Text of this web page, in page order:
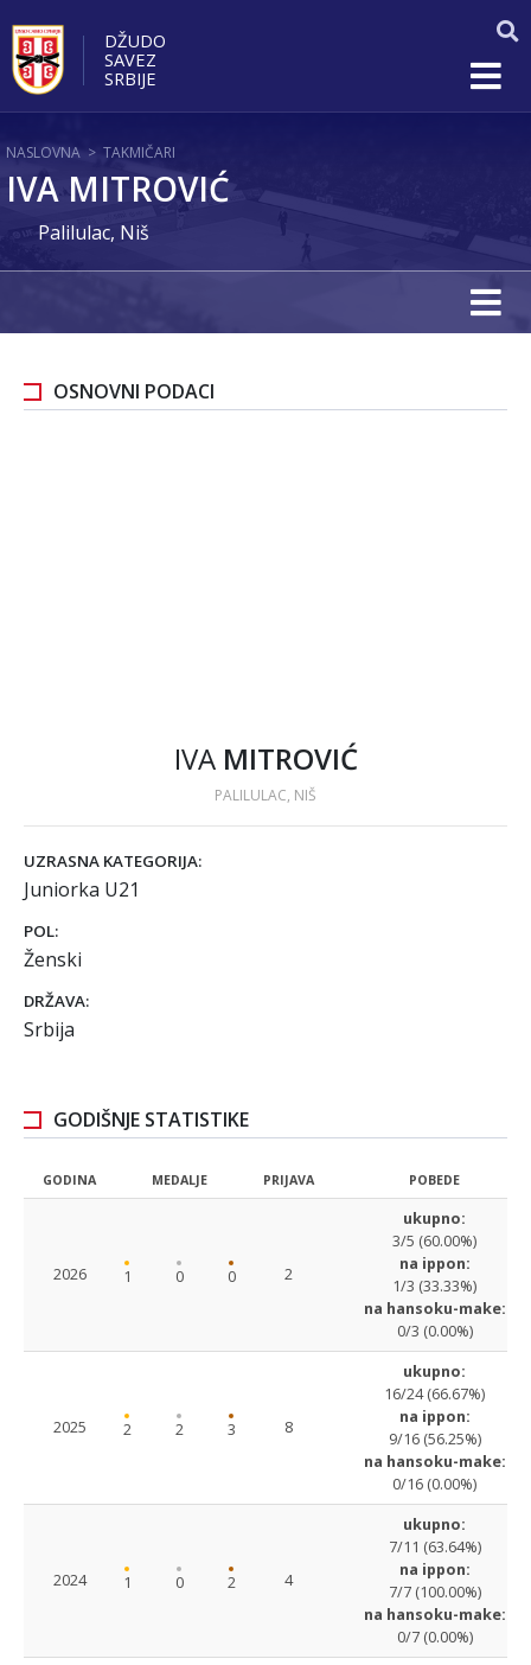
DŽUDO
SAVEZ
SRBIJE
NASLOVNA > TAKMIČARI
IVA MITROVIĆ
Palilulac, Niš
OSNOVNI PODACI
IVA MITROVIĆ
PALILULAC, NIŠ
UZRASNA KATEGORIJA:
Juniorka U21
POL:
Ženski
DRŽAVA:
Srbija
GODIŠNJE STATISTIKE
GODINA MEDALJE PRIJAVA POBEDE
2026 1 0 0 2
ukupno:
3/5 (60.00%)
na ippon:
1/3 (33.33%)
na hansoku-make:
0/3 (0.00%)
2025 2 2 3 8
ukupno:
16/24 (66.67%)
na ippon:
9/16 (56.25%)
na hansoku-make:
0/16 (0.00%)
2024 1 0 2 4
ukupno:
7/11 (63.64%)
na ippon:
7/7 (100.00%)
na hansoku-make:
0/7 (0.00%)